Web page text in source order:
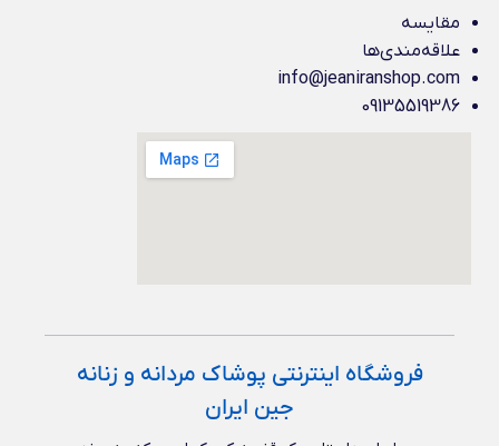
مقایسه
علاقه‌مندی‌ها
info@jeaniranshop.com
09135519386
فروشگاه اینترنتی پوشاک مردانه و زنانه
جین ایران